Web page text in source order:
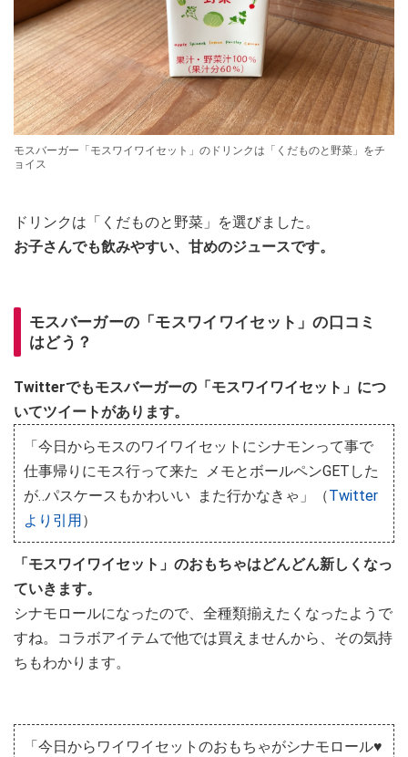
モスバーガー「モスワイワイセット」のドリンクは「くだものと野菜」をチ
ョイス
ドリンクは「くだものと野菜」を選びました。
お子さんでも飲みやすい、甘めのジュースです。
モスバーガーの「モスワイワイセット」の口コミ
はどう？
Twitterでもモスバーガーの「モスワイワイセット」につ
いてツイートがあります。
「今日からモスのワイワイセットにシナモンって事で
仕事帰りにモス行って来た メモとボールペンGETした
が‥パスケースもかわいい また行かなきゃ」（Twitter
より引用 ）
「モスワイワイセット」のおもちゃはどんどん新しくなっ
ていきます。
シナモロールになったので、全種類揃えたくなったようで
すね。コラボアイテムで他では買えませんから、その気持
ちもわかります。
「今日からワイワイセットのおもちゃがシナモロール♥